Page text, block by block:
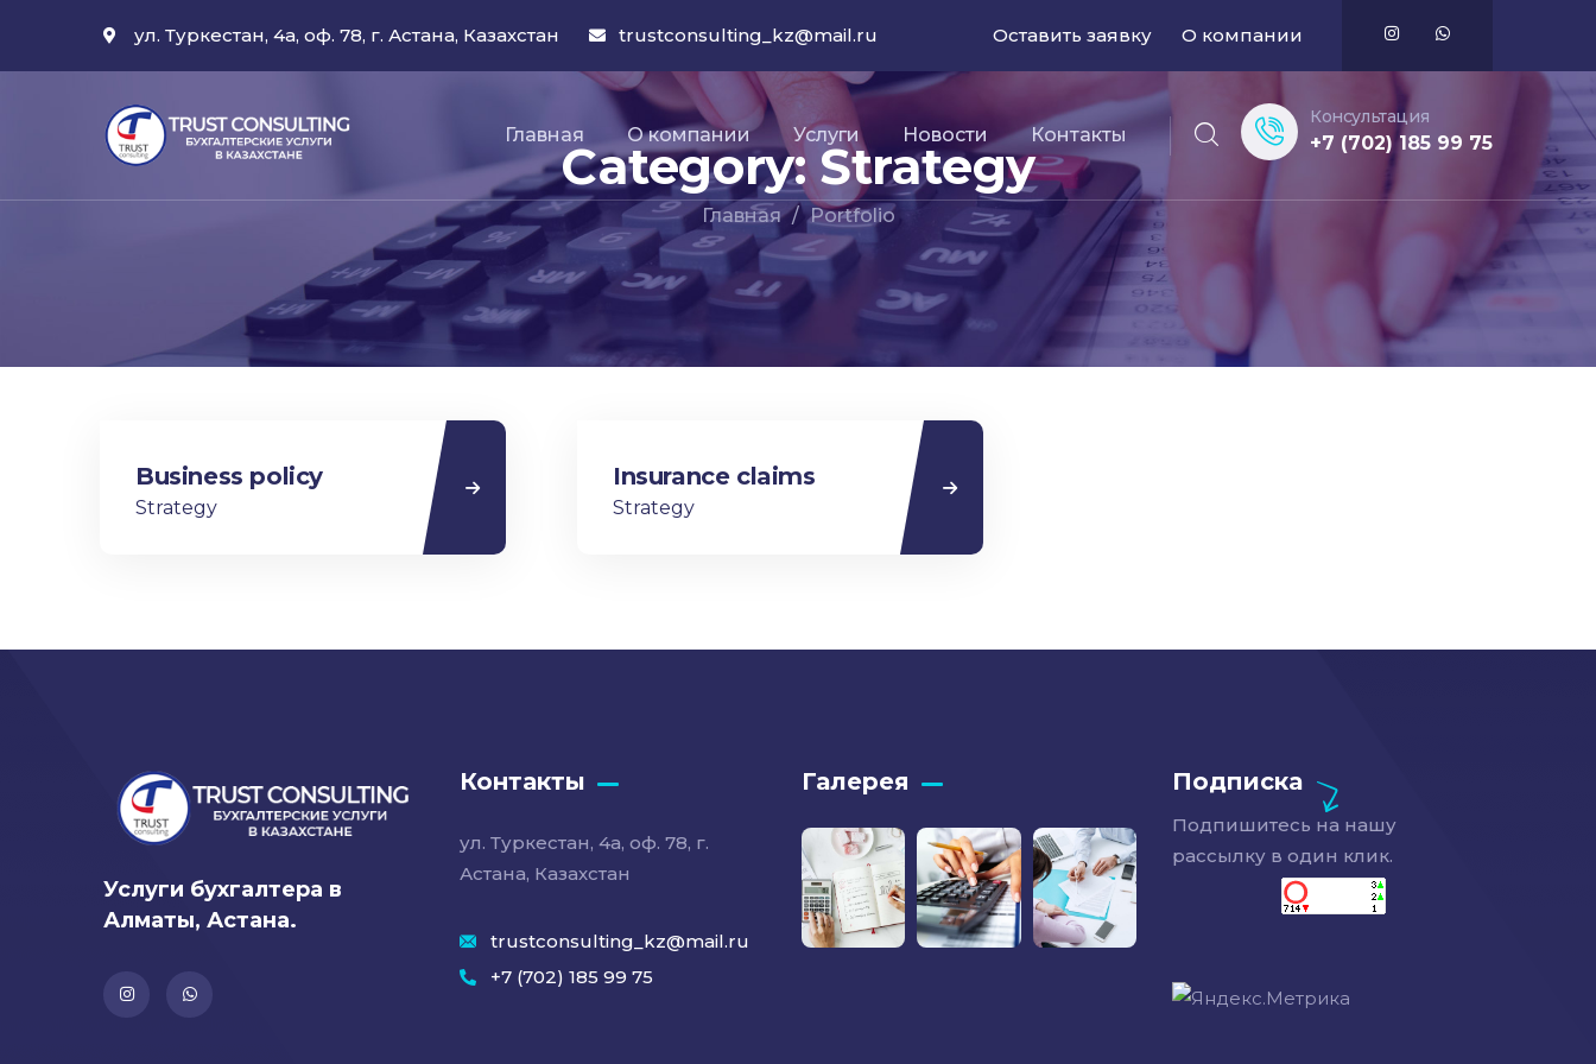
ул. Туркестан, 4а, оф. 78, г. Астана, Казахстан trustconsulting_kz@mail.ru Оставить заявку О компании
Главная О компании Услуги Новости Контакты
Консультация
+7 (702) 185 99 75
Category:Strategy
Главная Portfolio
Business policy
Strategy
Insurance claims
Strategy
Услуги бухгалтера в
Алматы, Астана.
Контакты
ул. Туркестан, 4а, оф. 78, г.
Астана, Казахстан
trustconsulting_kz@mail.ru
+7 (702) 185 99 75
Галерея Подписка
Подпишитесь на нашу
рассылку в один клик.